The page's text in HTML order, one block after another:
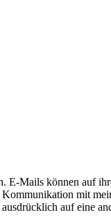
Mails können auf
mit
auf eine